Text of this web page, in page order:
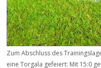
Zum Abschluss des
eine Torgala gefeiert: Mit 15:0